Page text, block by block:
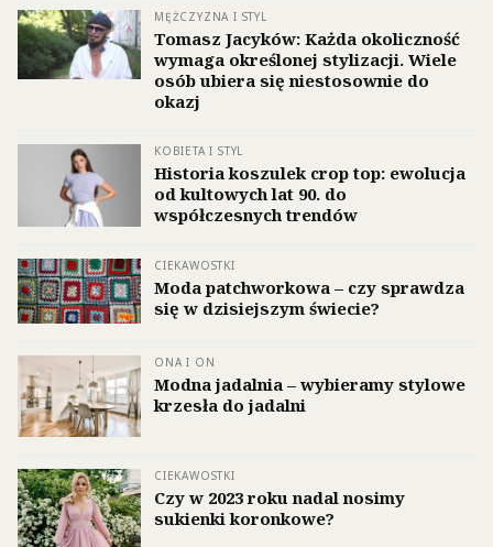
MĘŻCZYZNA I STYL
Tomasz Jacyków: Każda okoliczność
wymaga określonej stylizacji. Wiele
osób ubiera się niestosownie do
okazj
KOBIETA I STYL
Historia koszulek crop top: ewolucja
od kultowych lat 90. do
współczesnych trendów
CIEKAWOSTKI
Moda patchworkowa – czy sprawdza
się w dzisiejszym świecie?
ONA I ON
Modna jadalnia – wybieramy stylowe
krzesła do jadalni
CIEKAWOSTKI
Czy w 2023 roku nadal nosimy
sukienki koronkowe?